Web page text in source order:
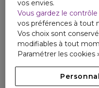
vos envies.
Vous gardez le contrôle
vos préférences à tout
Vos choix sont
modifiables à tout
Paramétrer les cookies